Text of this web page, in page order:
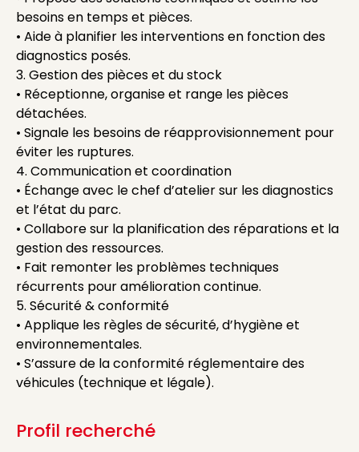
besoins en temps et pièces.
• Aide à planifier les interventions en fonction des
diagnostics posés.
3. Gestion des pièces et du stock
• Réceptionne, organise et range les pièces
détachées.
• Signale les besoins de réapprovisionnement pour
éviter les ruptures.
4. Communication et coordination
• Échange avec le chef d’atelier sur les diagnostics
et l’état du parc.
• Collabore sur la planification des réparations et la
gestion des ressources.
• Fait remonter les problèmes techniques
récurrents pour amélioration continue.
5. Sécurité & conformité
• Applique les règles de sécurité, d’hygiène et
environnementales.
• S’assure de la conformité réglementaire des
véhicules (technique et légale).
Profil recherché